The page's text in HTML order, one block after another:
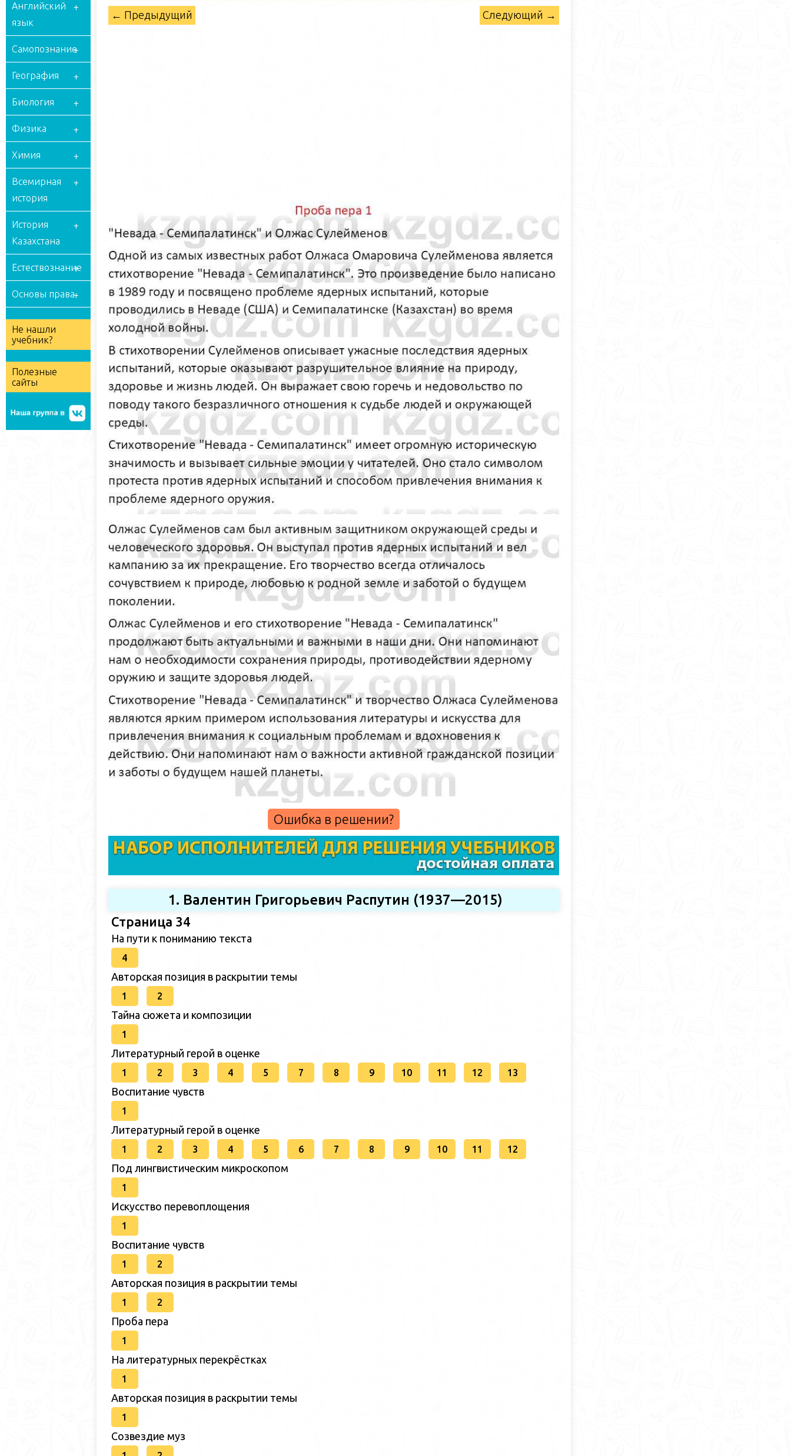
Английский
язык
Самопознание
География
Биология
Физика
Химия
Всемирная
история
История
Казахстана
Естествознание
Основы права
Не нашли
учебник?
Полезные
сайты
← Предыдущий Следующий →
Ошибка в решении?
1. Валентин Григорьевич Распутин (1937—2015)
Страница 34
На пути к пониманию текста
4
Авторская позиция в раскрытии темы
1 2
Тайна сюжета и композиции
1
Литературный герой в оценке
1 2 3 4 5 7 8 9 10 11 12 13
Воспитание чувств
1
Литературный герой в оценке
1 2 3 4 5 6 7 8 9 10 11 12
Под лингвистическим микроскопом
1
Искусство перевоплощения
1
Воспитание чувств
1 2
Авторская позиция в раскрытии темы
1 2
Проба пера
1
На литературных перекрёстках
1
Авторская позиция в раскрытии темы
1
Созвездие муз